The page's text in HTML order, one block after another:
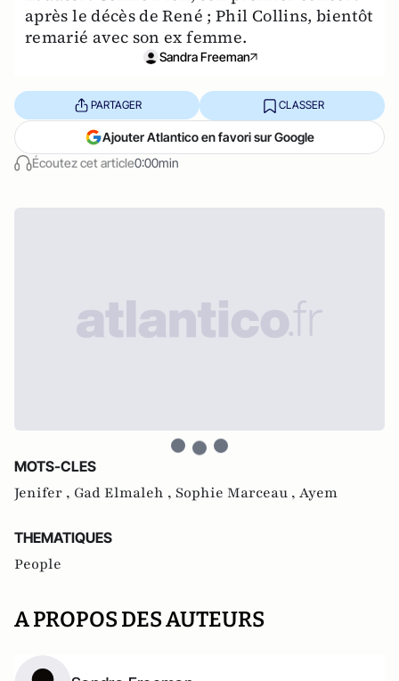
après le décès de René ; Phil Collins, bientôt
remarié avec son ex femme.
Sandra Freeman
Écoutez cet article0:00min
PARTAGER CLASSER
Ajouter Atlantico en favori sur Google
MOTS-CLES
Jenifer , Gad Elmaleh , Sophie Marceau , Ayem
THEMATIQUES
People
A PROPOS DES AUTEURS